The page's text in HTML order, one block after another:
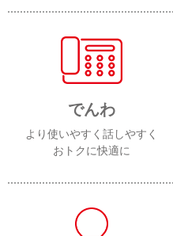
でんわ
より使いやすく話しやすく
おトクに快適に